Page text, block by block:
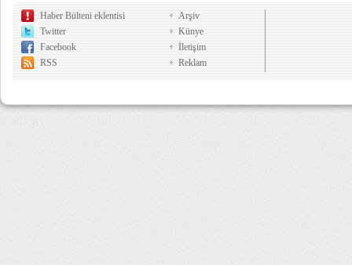
Haber Bülteni eklentisi
Twitter
Facebook
RSS
Arşiv
Künye
İletişim
Reklam